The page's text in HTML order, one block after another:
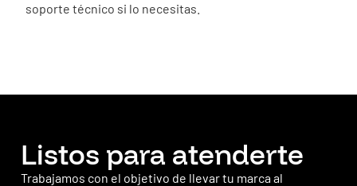
soporte técnico si lo necesitas.
Listos para atenderte
Trabajamos con el objetivo de llevar tu marca al